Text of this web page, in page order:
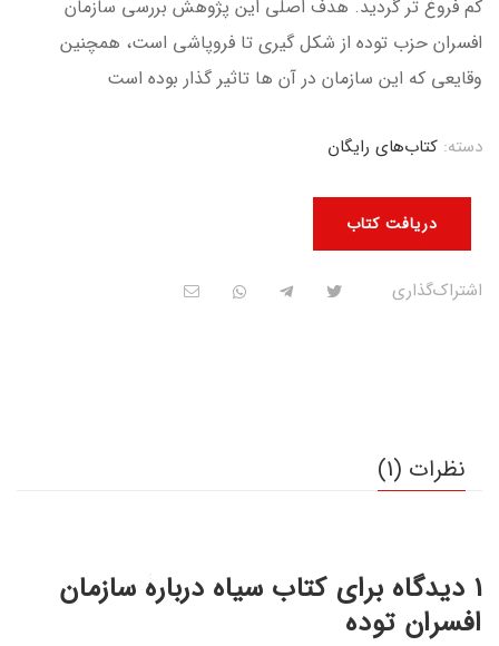
کم فروغ تر گردید. هدف اصلی این پژوهش بررسی سازمان
افسران حزب توده از شکل گیری تا فروپاشی است، همچنین
وقایعی که این سازمان در آن ها تاثیر گذار بوده است
دریافت کتاب
دسته: کتاب‌های رایگان
اشتراک‌گذاری
نظرات (1)
1 دیدگاه برای
کتاب سیاه دربارۀ سازمان
افسران توده